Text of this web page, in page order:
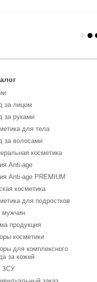
за лицом
за руками
для тела
за волосами
косметика
Anti-age
Anti-age PREMIUM
косметика
для подростков
мужчин
продукция
косметики
для комплексного
за кожей
ЗСУ